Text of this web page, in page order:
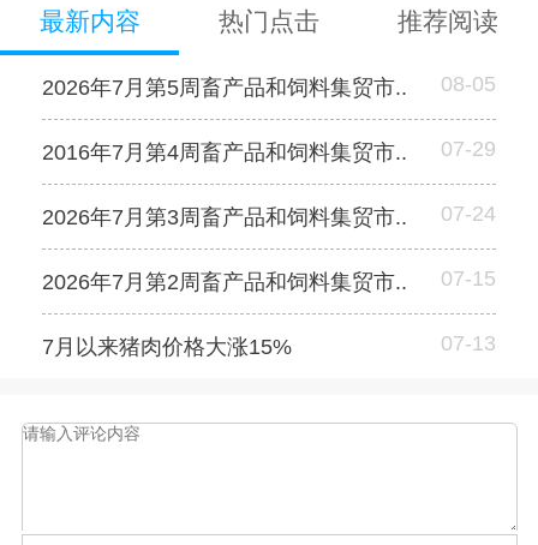
最新内容 热门点击 推荐阅读
2026年7月第5周畜产品和饲料集贸市.. 08-05
2016年7月第4周畜产品和饲料集贸市.. 07-29
2026年7月第3周畜产品和饲料集贸市.. 07-24
2026年7月第2周畜产品和饲料集贸市.. 07-15
7月以来猪肉价格大涨15% 07-13